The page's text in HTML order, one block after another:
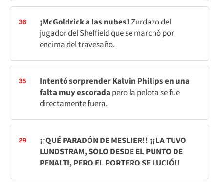
36 ¡McGoldrick a las nubes!Zurdazo del
jugador del Sheffield que se marchó por
encima del travesaño.
35
Intentó sorprender Kalvin Philips en una
falta muy escorada pero la pelota se fue
directamente fuera.
29
¡¡QUÉ PARADÓN DE MESLIER!! ¡¡LA TUVO
LUNDSTRAM, SOLO DESDE EL PUNTO DE
PENALTI, PERO EL PORTERO SE LUCIÓ!!